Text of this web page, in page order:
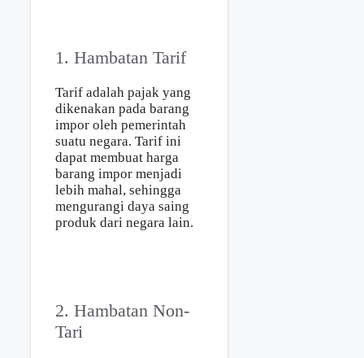
1. Hambatan Tarif
Tarif adalah pajak yang
dikenakan pada barang
impor oleh pemerintah
suatu negara. Tarif ini
dapat membuat harga
barang impor menjadi
lebih mahal, sehingga
mengurangi daya saing
produk dari negara lain.
2. Hambatan Non-
Tari